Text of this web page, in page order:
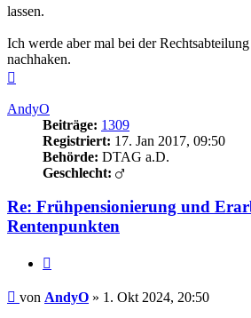
lassen.
Ich werde aber mal bei der
nachhaken.
AndyO
Beiträge: 1309
Registriert: 17. Jan 2017, 09:50
Behörde: DTAG a.D.
Geschlecht:
Re: Frühpensionierung und
Rentenpunkten
Beitrag
von AndyO » 1. Okt 2024, 20:50